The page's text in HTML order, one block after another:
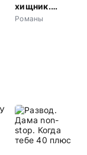
хищник.
Плохая
Романы